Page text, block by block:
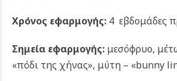
Χρόνος εφαρμογής: 4 εβδομάδες
Σημεία εφαρμογής: μεσόφρυο,
«πόδι της χήνας», μύτη – «bunny